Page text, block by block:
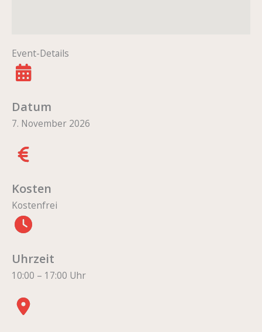
Event-Details
Datum
7. November 2026
Kosten
Kostenfrei
Uhrzeit
10:00 – 17:00 Uhr